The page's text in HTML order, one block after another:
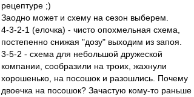
рецептуре ;)
Заодно может и схему на сезон выберем.
4-3-2-1 (елочка) - чисто опохмельная схема,
постепенно снижая "дозу" выходим из запоя.
3-5-2 - схема для небольшой дружеской
компании, сообразили на троих, жахнули
хорошенько, на посошок и разошлись. Почему
двоечка на посошок? Зачастую кому-то раньше